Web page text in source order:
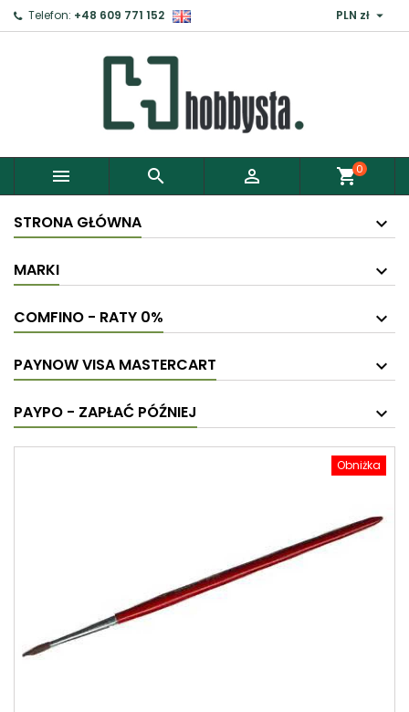
Telefon: +48 609 771 152 PLN zł 
   shopping_cart0
STRONA GŁÓWNA
MARKI
COMFINO - RATY 0%
PAYNOW VISA MASTERCART
PAYPO - ZAPŁAĆ PÓŹNIEJ
Obniżka